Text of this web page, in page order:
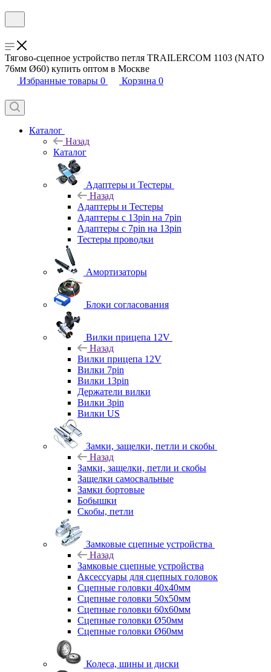
Тягово-сцепное устройство петля TRAILERCOM 1103 (NATO
76мм Ø60) купить оптом в Москве
Избранные товары 0 Корзина 0
Каталог
Назад
Каталог
Адаптеры и Тестеры
Назад
Адаптеры и Тестеры
Адаптеры с 13pin на 7pin
Адаптеры с 7pin на 13pin
Тестеры проводки
Амортизаторы
Блоки согласования
Вилки прицепа 12V
Назад
Вилки прицепа 12V
Вилки 7pin
Вилки 13pin
Держатели вилки
Вилки 3pin
Вилки US
Замки, защелки, петли и скобы
Назад
Замки, защелки, петли и скобы
Защелки самосвальные
Замки бортовые
Бобышки
Скобы, петли
Замковые сцепные устройства
Назад
Замковые сцепные устройства
Аксессуары для сцепных головок
Сцепные головки 40x40мм
Сцепные головки 50x50мм
Сцепные головки 60x60мм
Сцепные головки Ø50мм
Сцепные головки Ø60мм
Колеса, шины и диски